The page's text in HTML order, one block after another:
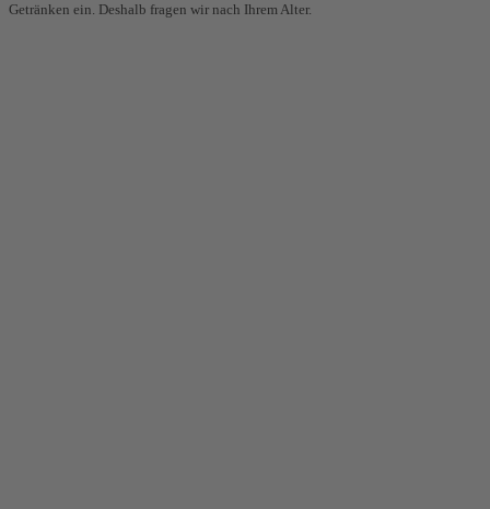
Getränken ein. Deshalb fragen wir nach Ihrem Alter.